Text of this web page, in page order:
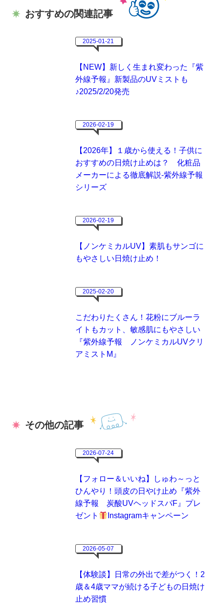
おすすめの関連記事
2025-01-21
【NEW】新しく生まれ変わった『紫
外線予報』新製品のUVミストも
♪2025/2/20発売
2026-02-19
【2026年】１歳から使える！子供に
おすすめの日焼け止めは？ 化粧品
メーカーによる徹底解説-紫外線予報
シリーズ
2026-02-19
【ノンケミカルUV】素肌もサンゴに
もやさしい日焼け止め！
2025-02-20
こだわりたくさん！花粉にブルーラ
イトもカット、敏感肌にもやさしい
『紫外線予報 ノンケミカルUVクリ
アミストM』
その他の記事
2026-07-24
【フォロー＆いいね】しゅわ～っと
ひんやり！頭皮の日やけ止め『紫外
線予報 炭酸UVヘッドスパF』プレ
ゼント
Instagramキャンペーン
2026-05-07
【体験談】日常の外出で差がつく！2
歳＆4歳ママが続ける子どもの日焼け
止め習慣